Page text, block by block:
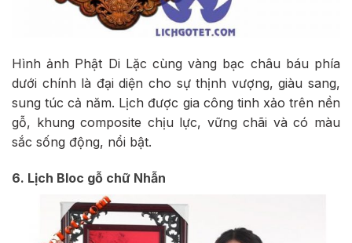
Hình ảnh Phật Di Lặc cùng vàng bạc châu báu phía
dưới chính là đại diện cho sự thịnh vượng, giàu sang,
sung túc cả năm. Lịch được gia công tinh xảo trên nền
gỗ, khung composite chịu lực, vững chãi và có màu
sắc sống động, nổi bật.
6. Lịch Bloc gỗ chữ Nhẫn